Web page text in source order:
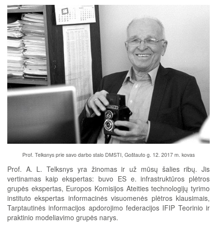
Prof. Telksnys prie savo darbo stalo DMSTI, Goštauto g. 12. 2017 m. kovas
Prof. A. L. Telksnys yra žinomas ir už mūsų šalies ribų. Jis
vertinamas kaip ekspertas: buvo ES e. infrastruktūros plėtros
grupės ekspertas, Europos Komisijos Ateities technologijų tyrimo
instituto ekspertas informacinės visuomenės plėtros klausimais,
Tarptautinės informacijos apdorojimo federacijos IFIP Teorinio ir
praktinio modeliavimo grupės narys.